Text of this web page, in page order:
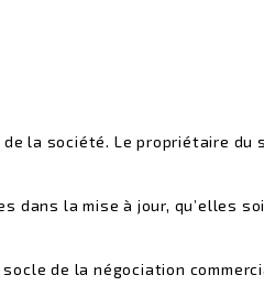
la société. Le propriétaire
dans la mise à jour, qu’elles
de la négociation